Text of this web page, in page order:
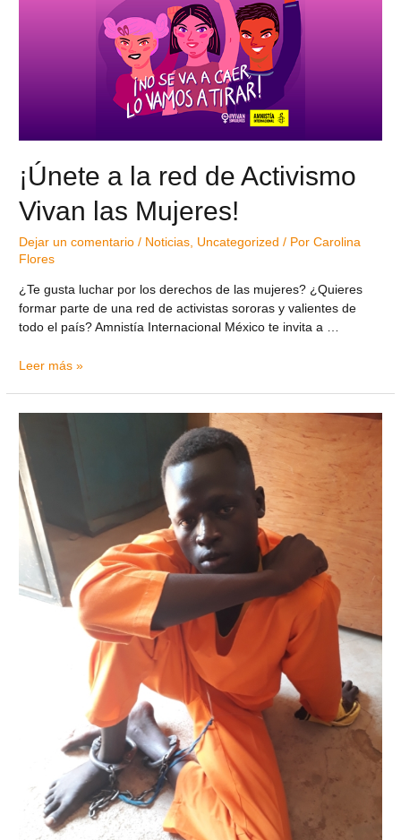
¡Únete a la red de Activismo
Vivan las Mujeres!
Dejar un comentario / Noticias, Uncategorized / PorCarolina
Flores
¿Te gusta luchar por los derechos de las mujeres? ¿Quieres
formar parte de una red de activistas sororas y valientes de
todo el país? Amnistía Internacional México te invita a …
Leer más »